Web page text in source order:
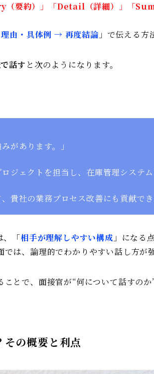
要約） 」「Detail（詳細） 」「
由・具体例 → 再度結論 」で伝える方
話す と次のようになります。
があります。」
ロジェクトを担当し、在庫管理システ
、貴社の業務プロセス改善にも貢献で
、「相手が理解しやすい構成 」になる
は、論理的でわかりやすい話し方が
ことで、面接官が“何について話すの
その概要と利点